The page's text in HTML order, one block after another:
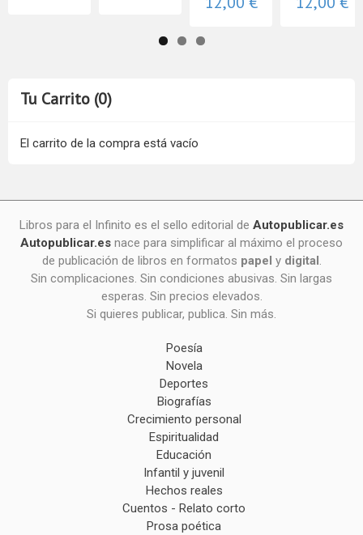
Tu Carrito (0)
El carrito de la compra está vacío
Libros para el Infinito es el sello editorial de Autopublicar.es
Autopublicar.es nace para simplificar al máximo el proceso
de publicación de libros en formatos papel y digital.
Sin complicaciones. Sin condiciones abusivas. Sin largas
esperas. Sin precios elevados.
Si quieres publicar, publica. Sin más.
Poesía
Novela
Deportes
Biografías
Crecimiento personal
Espiritualidad
Educación
Infantil y juvenil
Hechos reales
Cuentos - Relato corto
Prosa poética